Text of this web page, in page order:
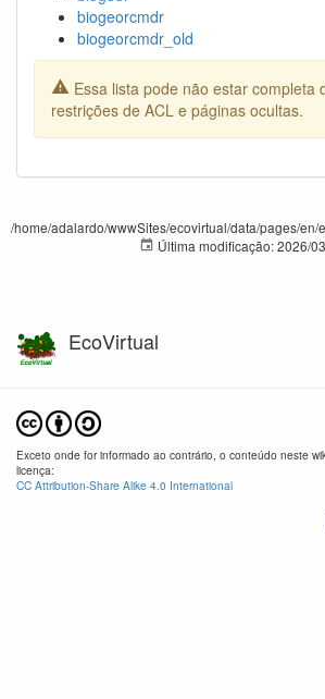
biogeorcmdr
biogeorcmdr_old
Essa lista pode não estar completa
restrições de ACL e páginas ocultas.
/home/adalardo/wwwSites/ecovirtual/data/pages/
Última modificação:2026/
EcoVirtual
Exceto onde for informado ao contrário, o conteúdo neste
licença:
CC Attribution-Share Alike 4.0 International